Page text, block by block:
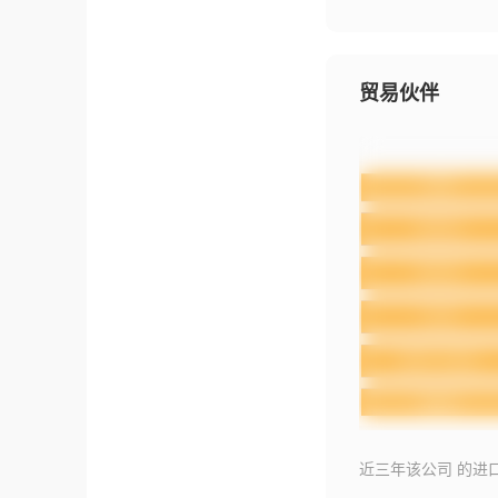
贸易伙伴
近三年该公司 的进